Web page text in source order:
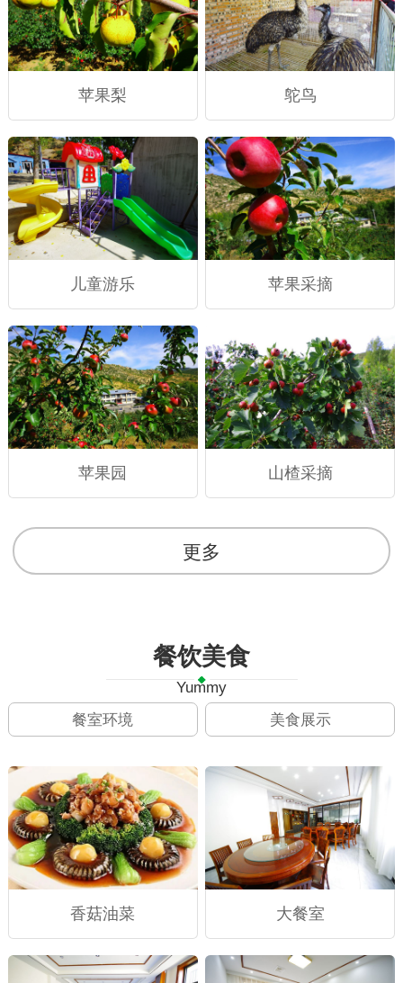
苹果梨 鸵鸟
儿童游乐 苹果采摘
苹果园 山楂采摘
更多
餐饮美食
Yummy
餐室环境
美食展示
香菇油菜 大餐室